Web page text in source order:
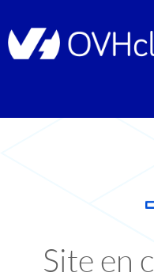
Site en